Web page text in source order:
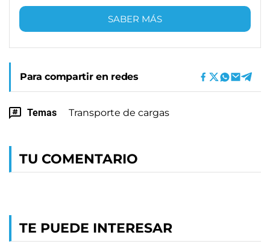
SABER MÁS
Para compartir en redes
Temas Transporte de cargas
TU COMENTARIO
TE PUEDE INTERESAR